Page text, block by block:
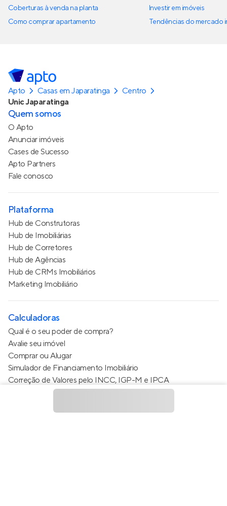
Coberturas à venda na planta
Como comprar apartamento
Investir em imóveis
Tendências do mercado
Apto Casas em Japaratinga
Centro
Unic Japaratinga
Quem somos
O Apto
Anunciar imóveis
Cases de Sucesso
Apto Partners
Fale conosco
Plataforma
Hub de Construtoras
Hub de Imobiliárias
Hub de Corretores
Hub de Agências
Hub de CRMs Imobiliários
Marketing Imobiliário
Calculadoras
Qual é o seu poder de compra?
Avalie seu imóvel
Comprar ou Alugar
Simulador de Financiamento Imobiliário
Correção de Valores pelo INCC, IGP-M e IPCA
Estimativa de valor do condomínio